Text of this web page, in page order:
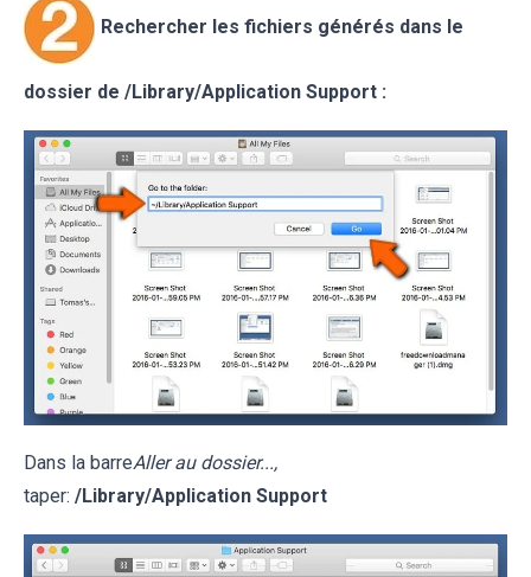
Rechercher les fichiers générés dans le
dossier de /Library/Application Support :
Dans la barreAller au dossier...,
taper: /Library/Application Support